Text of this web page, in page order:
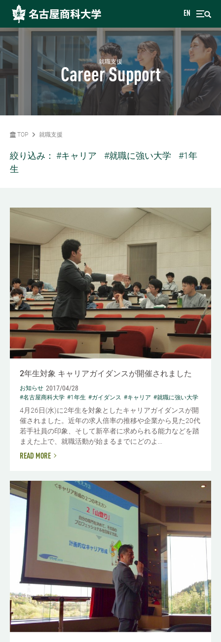
EN
就職支援
Career Support
TOP 就職支援
絞り込み： #キャリア #就職に強い大学
#1年
生
2年生対象 キャリアガイダンスが開催されました
お知らせ 2017/04/28
#名古屋商科大学 #1年生 #ガイダンス #キャリア #就職に強い大学
4月26日(水)に2年生を対象としたキャリアガイダンスが開
催されました。近年の求人倍率の推移や企業から見た20代
若手社員の印象、そして新卒者に求められる能力などを踏
まえた上で、就職活動が始まるまでにどのよ...
READ MORE